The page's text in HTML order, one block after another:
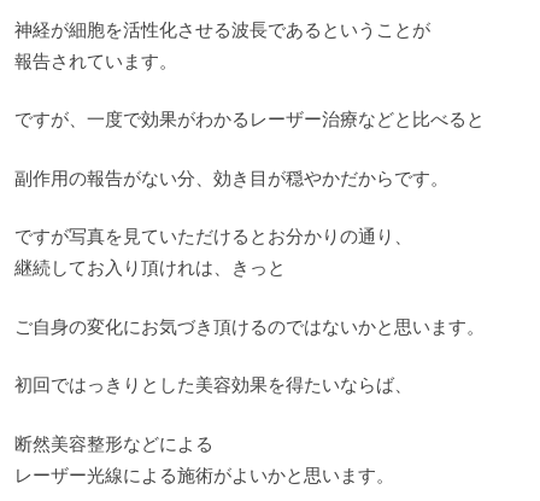
神経が細胞を活性化させる波長であるということが
報告されています。
ですが、一度で効果がわかるレーザー治療などと比べると
副作用の報告がない分、効き目が穏やかだからです。
ですが写真を見ていただけるとお分かりの通り、
継続してお入り頂けれは、きっと
ご自身の変化にお気づき頂けるのではないかと思います。
初回ではっきりとした美容効果を得たいならば、
断然美容整形などによる
レーザー光線による施術がよいかと思います。